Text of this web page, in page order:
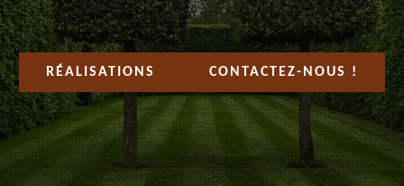
RÉALISATIONS CONTACTEZ-NOUS !